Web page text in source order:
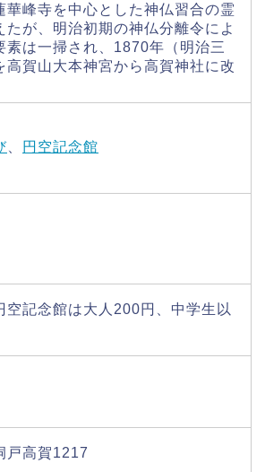
華峰寺を中心とした神仏習合の霊
たが、明治初期の神仏分離令によ
素は一掃され、1870年（明治三
高賀山大本神宮から高賀神社に改
円空記念館
空記念館は大人200円、中学生以
戸高賀1217